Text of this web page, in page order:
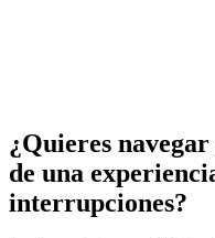
¿Quieres
de una
interrupciones?